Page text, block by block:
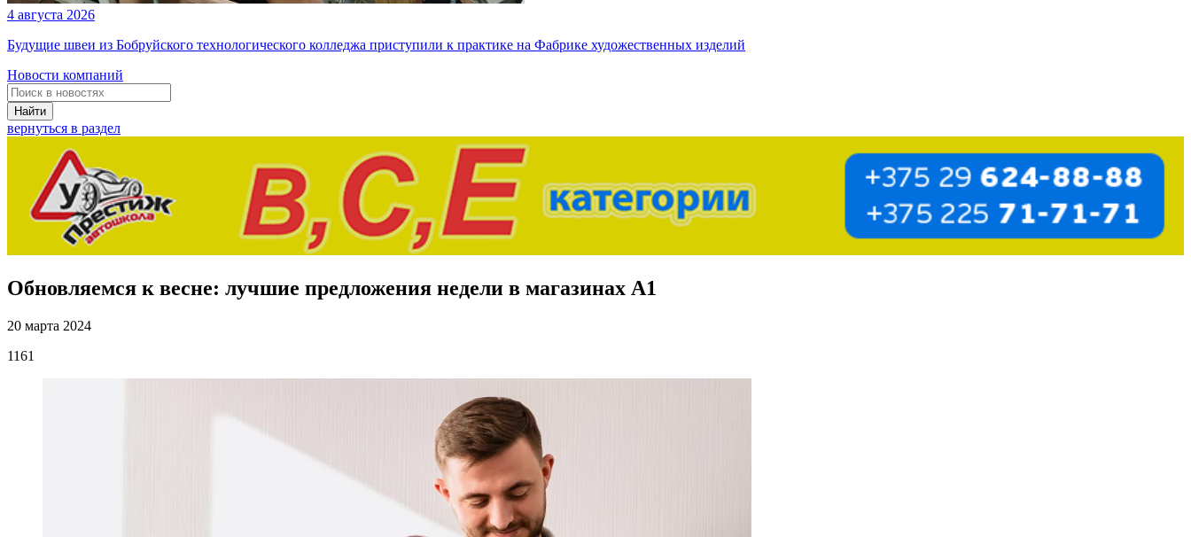
4 августа 2026
Будущие швеи из Бобруйского технологического колледжа приступили к практике на Фабрике художественных изделий
Новости компаний
Найти
вернуться в раздел
Обновляемся к весне: лучшие предложения недели в магазинах А1
20 марта 2024
1161